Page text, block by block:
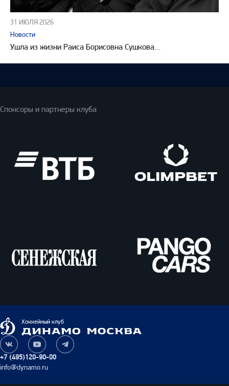
31 ИЮЛЯ 2026
Новости
Ушла из жизни Раиса Борисовна Сушкова…
Спонсоры и партнеры клуба
Cars
Динамо
Москва
Хоккейный клуб
+7 (495)120-90-00
info@dynamo.ru
Наша
группа
ВКонтакте
Наш
канал
на
Наш
канал